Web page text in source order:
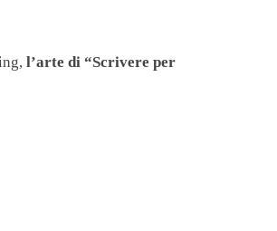
l’arte di “Scrivere per